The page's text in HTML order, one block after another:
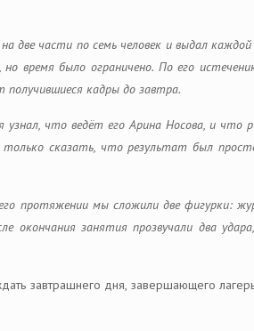
две части по семь человек и выдал
время было ограничено. По его
получившиеся кадры до завтра.
узнал, что ведёт его Арина Носова, и что
сказать, что результат был
протяжении мы сложили две фигурки:
окончания занятия прозвучали два
завтрашнего дня, завершающего